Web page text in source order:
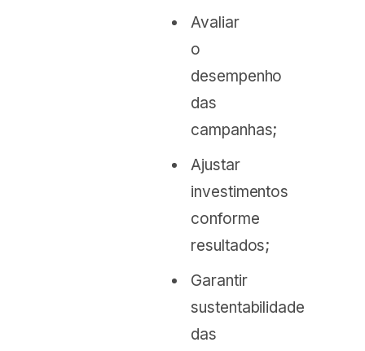
Avaliar
o
desempenho
das
campanhas;
Ajustar
investimentos
conforme
resultados;
Garantir
sustentabilidade
das